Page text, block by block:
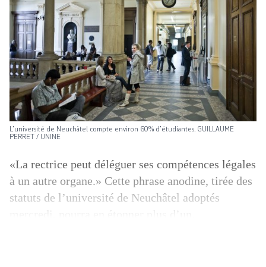
L’université de Neuchâtel compte environ 60% d’étudiantes. GUILLAUME
PERRET / UNINE
«La rectrice peut déléguer ses compétences légales
à un autre organe.» Cette phrase anodine, tirée des
statuts de l’université de Neuchâtel adoptés